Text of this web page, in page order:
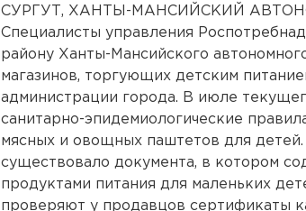
СУРГУТ, ХАНТЫ-МАНСИЙСКИЙ
Специалисты управления
району Ханты-Мансийского
магазинов, торгующих детским
администрации города. В июле
санитарно-эпидемиологические
мясных и овощных паштетов для детей.
существовало документа, в котором
продуктами питания для маленьких
проверяют у продавцов сертификаты